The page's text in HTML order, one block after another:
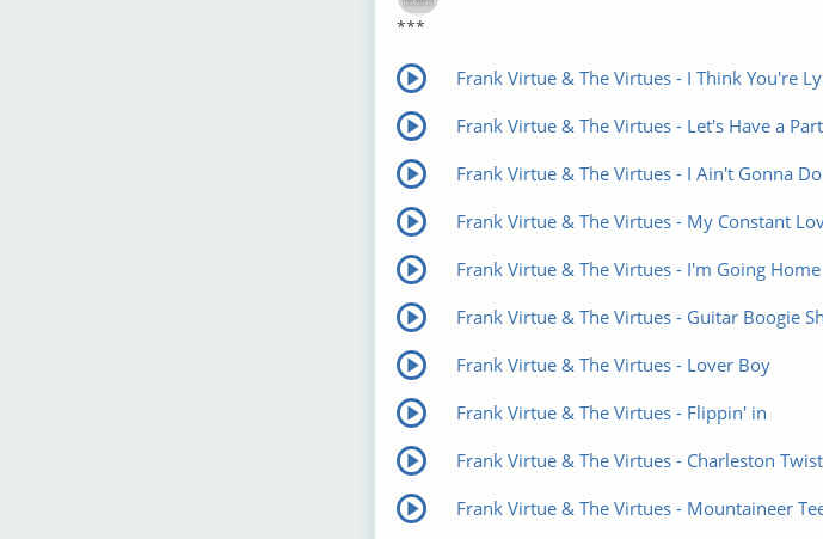
***
Frank Virtue & The Virtues - I Think You're
Frank Virtue & The Virtues - Let's Have a
Frank Virtue & The Virtues - I Ain't Gonna
Frank Virtue & The Virtues - My Constant
Frank Virtue & The Virtues - I'm Going Home
Frank Virtue & The Virtues - Guitar Boogie
Frank Virtue & The Virtues - Lover Boy
Frank Virtue & The Virtues - Flippin' in
Frank Virtue & The Virtues - Charleston Twist
Frank Virtue & The Virtues - Mountaineer